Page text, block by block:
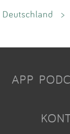
Deutschland >
APP